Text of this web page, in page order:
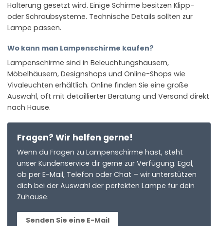
Halterung gesetzt wird. Einige Schirme besitzen Klipp-
oder Schraubsysteme. Technische Details sollten zur
Lampe passen.
Wo kann man Lampenschirme kaufen?
Lampenschirme sind in Beleuchtungshäusern,
Möbelhäusern, Designshops und Online-Shops wie
Vivaleuchten erhältlich. Online finden Sie eine große
Auswahl, oft mit detaillierter Beratung und Versand direkt
nach Hause.
Fragen? Wir helfen gerne!
Wenn du Fragen zu Lampenschirme hast, steht
unser Kundenservice dir gerne zur Verfügung. Egal,
ob per E-Mail, Telefon oder Chat – wir unterstützen
dich bei der Auswahl der perfekten Lampe für dein
Zuhause.
Senden Sie eine E-Mail